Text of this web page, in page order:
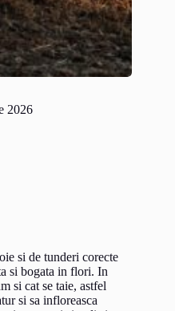
2026
si de tunderi corecte
si bogata in flori. In
si cat se taie, astfel
si sa infloreasca